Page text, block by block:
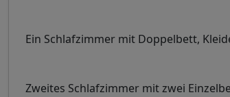
Ein Schlafzimmer mit Doppelbett,
Zweites Schlafzimmer mit zwei